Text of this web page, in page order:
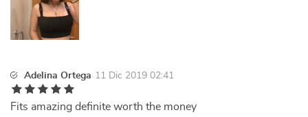
Adelina Ortega 11 Dic 2019 02:41
Fits amazing definite worth the money